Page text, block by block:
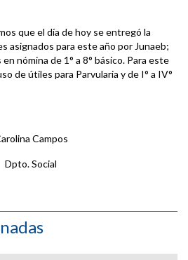
que el día de hoy se entregó la
asignados para este año por Junaeb;
nómina de 1° a 8° básico. Para este
de útiles para Parvularia y de I° a IV°
Campos
Dpto. Social